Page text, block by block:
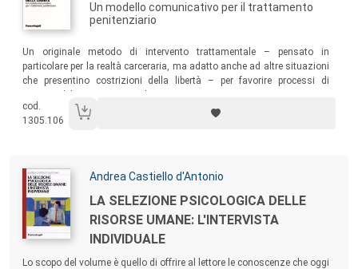
Un modello comunicativo per il trattamento
penitenziario
Un originale metodo di intervento trattamentale – pensato in
particolare per la realtà carceraria, ma adatto anche ad altre situazioni
che presentino costrizioni della libertà – per favorire processi di
cod.
1305.106
Autori:
Andrea Castiello d'Antonio
Titolo:
LA SELEZIONE PSICOLOGICA DELLE
RISORSE UMANE: L'INTERVISTA
INDIVIDUALE
Lo scopo del volume è quello di offrire al lettore le conoscenze che oggi